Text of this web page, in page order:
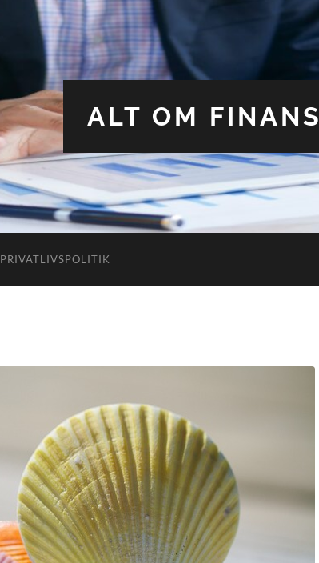
ALT OM FINANS
PRIVATLIVSPOLITIK